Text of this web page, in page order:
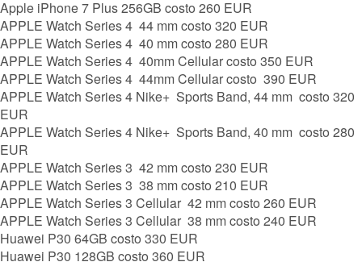
Apple iPhone 7 Plus 256GB costo 260 EUR
APPLE Watch Series 4 44 mm costo 320 EUR
APPLE Watch Series 4 40 mm costo 280 EUR
APPLE Watch Series 4 40mm Cellular costo 350 EUR
APPLE Watch Series 4 44mm Cellular costo 390 EUR
APPLE Watch Series 4 Nike+ Sports Band, 44 mm costo 320
EUR
APPLE Watch Series 4 Nike+ Sports Band, 40 mm costo 280
EUR
APPLE Watch Series 3 42 mm costo 230 EUR
APPLE Watch Series 3 38 mm costo 210 EUR
APPLE Watch Series 3 Cellular 42 mm costo 260 EUR
APPLE Watch Series 3 Cellular 38 mm costo 240 EUR
Huawei P30 64GB costo 330 EUR
Huawei P30 128GB costo 360 EUR